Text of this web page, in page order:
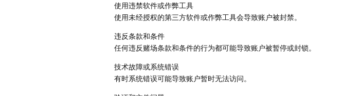
使用违禁软件或作弊工具
使用未经授权的第三方软件或作弊工具会导致账户被封禁。
违反条款和条件
任何违反赌场条款和条件的行为都可能导致账户被暂停或封锁。
技术故障或系统错误
有时系统错误可能导致账户暂时无法访问。